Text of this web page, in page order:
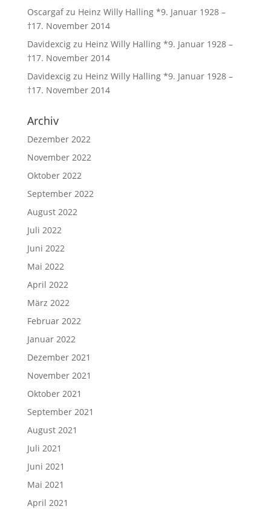
Oscargafzu Heinz Willy Halling *9. Januar 1928 –
†17. November 2014
Davidexcigzu Heinz Willy Halling *9. Januar 1928 –
†17. November 2014
Davidexcigzu Heinz Willy Halling *9. Januar 1928 –
†17. November 2014
Archiv
Dezember 2022
November 2022
Oktober 2022
September 2022
August 2022
Juli 2022
Juni 2022
Mai 2022
April 2022
März 2022
Februar 2022
Januar 2022
Dezember 2021
November 2021
Oktober 2021
September 2021
August 2021
Juli 2021
Juni 2021
Mai 2021
April 2021